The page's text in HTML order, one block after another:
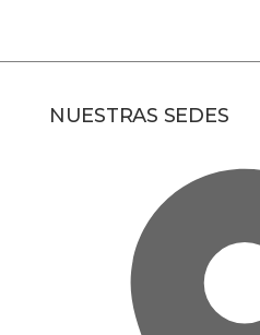
NUESTRAS SEDES